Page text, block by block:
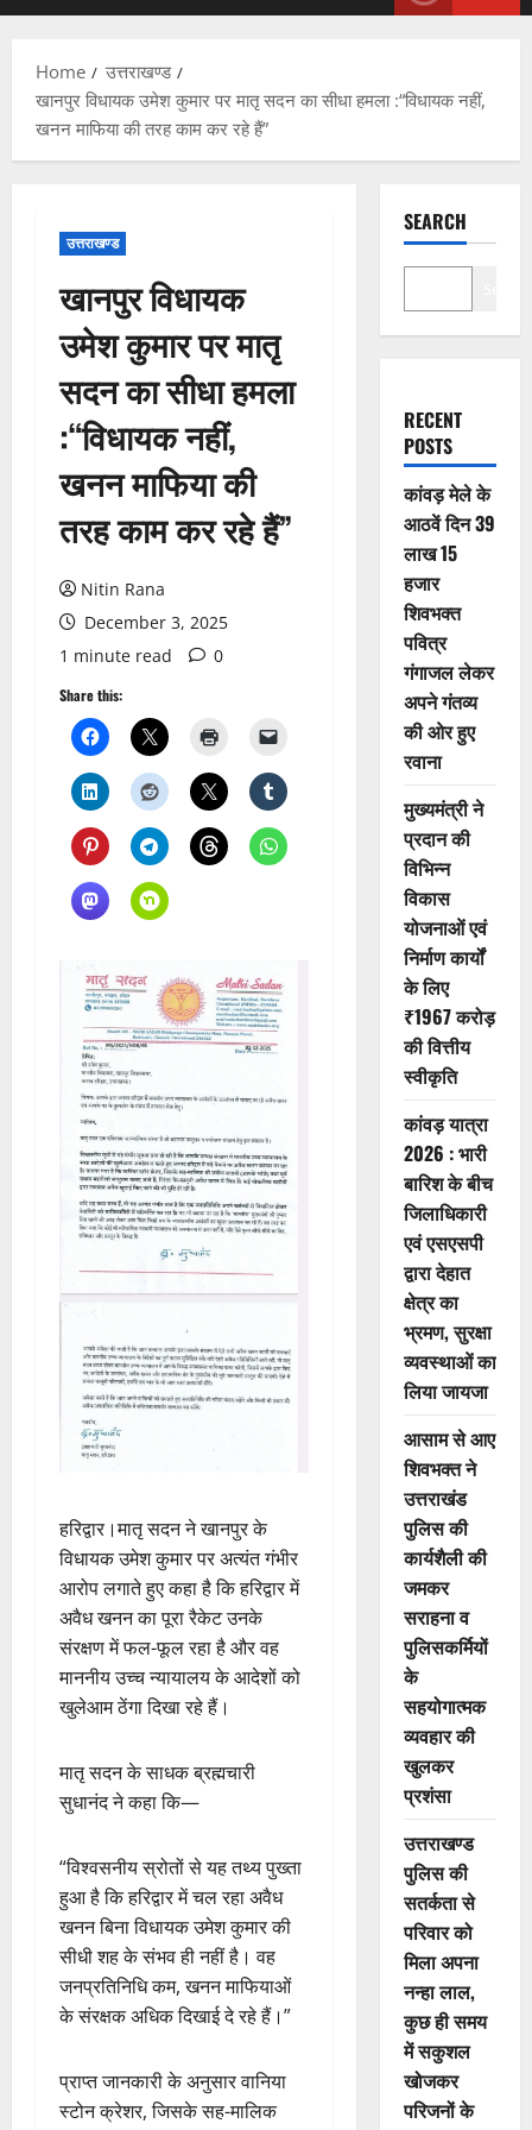
Home
उत्तराखण्ड
खानपुर विधायक उमेश कुमार पर मातृ सदन का सीधा हमला :“विधायक नहीं,
खनन माफिया की तरह काम कर रहे हैं”
उत्तराखण्ड
खानपुर विधायक
उमेश कुमार पर मातृ
सदन का सीधा हमला
:“विधायक नहीं,
खनन माफिया की
तरह काम कर रहे हैं”
Nitin Rana
December 3, 2025
1 minute read
0
Share this:
हरिद्वार।मातृ सदन ने खानपुर के
विधायक उमेश कुमार पर अत्यंत गंभीर
आरोप लगाते हुए कहा है कि हरिद्वार में
अवैध खनन का पूरा रैकेट उनके
संरक्षण में फल-फूल रहा है और वह
माननीय उच्च न्यायालय के आदेशों को
खुलेआम ठेंगा दिखा रहे हैं।
मातृ सदन के साधक ब्रह्मचारी
सुधानंद ने कहा कि—
“विश्वसनीय स्रोतों से यह तथ्य पुख्ता
हुआ है कि हरिद्वार में चल रहा अवैध
खनन बिना विधायक उमेश कुमार की
सीधी शह के संभव ही नहीं है। वह
जनप्रतिनिधि कम, खनन माफियाओं
के संरक्षक अधिक दिखाई दे रहे हैं।”
प्राप्त जानकारी के अनुसार वानिया
स्टोन क्रेशर, जिसके सह-मालिक
SEARCH
RECENT
POSTS
कांवड़ मेले के
आठवें दिन 39
लाख 15
हजार
शिवभक्त
पवित्र
गंगाजल लेकर
अपने गंतव्य
की ओर हुए
रवाना
मुख्यमंत्री ने
प्रदान की
विभिन्न
विकास
योजनाओं एवं
निर्माण कार्यों
के लिए
₹1967 करोड़
की वित्तीय
स्वीकृति
कांवड़ यात्रा
2026 : भारी
बारिश के बीच
जिलाधिकारी
एवं एसएसपी
द्वारा देहात
क्षेत्र का
भ्रमण, सुरक्षा
व्यवस्थाओं का
लिया जायजा
आसाम से आए
शिवभक्त ने
उत्तराखंड
पुलिस की
कार्यशैली की
जमकर
सराहना व
पुलिसकर्मियों
के
सहयोगात्मक
व्यवहार की
खुलकर
प्रशंसा
उत्तराखण्ड
पुलिस की
सतर्कता से
परिवार को
मिला अपना
नन्हा लाल,
कुछ ही समय
में सकुशल
खोजकर
परिजनों के